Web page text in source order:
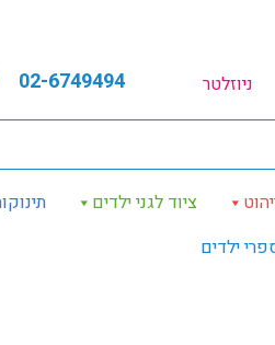
ניוזלטר 02-6749494
ציוד לגני ילדים
ילדים